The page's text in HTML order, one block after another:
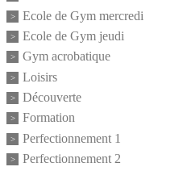
Ecole de Gym mercredi
Ecole de Gym jeudi
Gym acrobatique
Loisirs
Découverte
Formation
Perfectionnement 1
Perfectionnement 2